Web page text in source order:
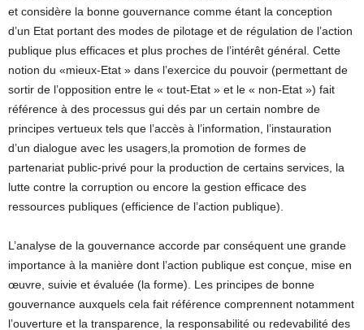
et considère la bonne gouvernance comme étant la conception
d’un Etat portant des modes de pilotage et de régulation de l’action
publique plus efficaces et plus proches de l’intérêt général. Cette
notion du «mieux-Etat » dans l’exercice du pouvoir (permettant de
sortir de l’opposition entre le « tout-Etat » et le « non-Etat ») fait
référence à des processus gui dés par un certain nombre de
principes vertueux tels que l’accès à l’information, l’instauration
d’un dialogue avec les usagers,la promotion de formes de
partenariat public-privé pour la production de certains services, la
lutte contre la corruption ou encore la gestion efficace des
ressources publiques (efficience de l’action publique).
L’analyse de la gouvernance accorde par conséquent une grande
importance à la manière dont l’action publique est conçue, mise en
œuvre, suivie et évaluée (la forme). Les principes de bonne
gouvernance auxquels cela fait référence comprennent notamment
l’ouverture et la transparence, la responsabilité ou redevabilité des